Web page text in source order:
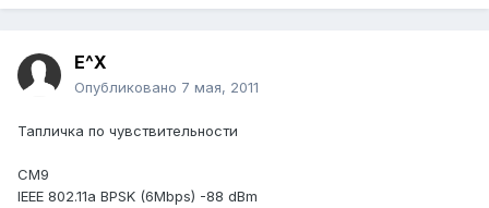
E^X
Опубликовано 7 мая, 2011
Тапличка по чувствительности
CM9
IEEE 802.11a BPSK (6Mbps) -88 dBm